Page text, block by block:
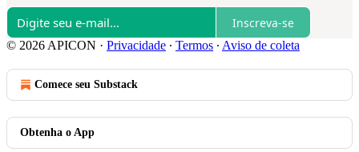
Inscreva-se
© 2026 APICON · Privacidade ∙ Termos ∙ Aviso de coleta
Comece seu Substack
Obtenha o App